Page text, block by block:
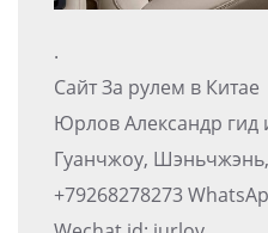
.
Сайт За рулем в Китае
Юрлов Александр гид
Гуанчжоу,
+79268278273